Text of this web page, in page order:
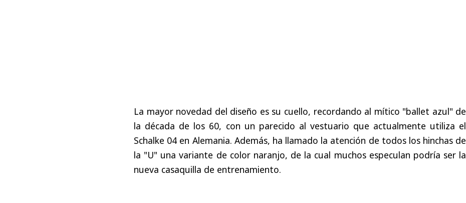
La mayor novedad del diseño es su cuello, recordando al mítico "ballet azul" de
la década de los 60, con un parecido al vestuario que actualmente utiliza el
Schalke 04 en Alemania. Además, ha llamado la atención de todos los hinchas de
la "U" una variante de color naranjo, de la cual muchos especulan podría ser la
nueva casaquilla de entrenamiento.